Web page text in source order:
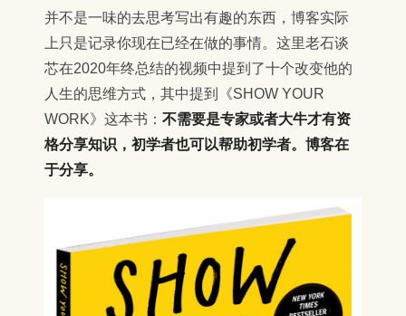
并不是一味的去思考写出有趣的东西，博客实际
上只是记录你现在已经在做的事情。这里老石谈
芯在2020年终总结的视频中提到了十个改变他的
人生的思维方式，其中提到《SHOW YOUR
WORK》这本书： 不需要是专家或者大牛才有资
格分享知识，初学者也可以帮助初学者。博客在
于分享。